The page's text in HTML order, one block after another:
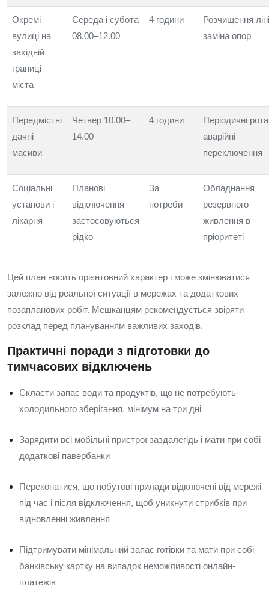
Окремі
вулиці на
західній
границі
міста
Середа і субота
08.00–12.00
4 години
Розчищення
заміна опор
Передмістні
дачні
масиви
Четвер 10.00–
14.00
4 години
Періодичні
аварійні
переключення
Соціальні
установи і
лікарня
Планові
відключення
застосовуються
рідко
За
потреби
Обладнання
резервного
живлення в
пріоритеті
Цей план носить орієнтовний характер і може змінюватися
залежно від реальної ситуації в мережах та додаткових
позапланових робіт. Мешканцям рекомендується звіряти
розклад перед плануванням важливих заходів.
Практичні поради з підготовки до
тимчасових відключень
Скласти запас води та продуктів, що не потребують
холодильного зберігання, мінімум на три дні
Зарядити всі мобільні пристрої заздалегідь і мати при собі
додаткові павербанки
Переконатися, що побутові прилади відключені від мережі
під час і після відключення, щоб уникнути стрибків при
відновленні живлення
Підтримувати мінімальний запас готівки та мати при собі
банківську картку на випадок неможливості онлайн-
платежів